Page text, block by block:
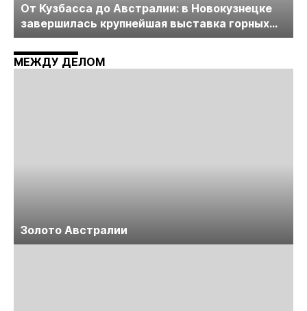
От Кузбасса до Австралии: в Новокузнецке
завершилась крупнейшая выставка горных
технологий «Недра России. Уголь России и
Майнинг»
МЕЖДУ ДЕЛОМ
Золото Австралии